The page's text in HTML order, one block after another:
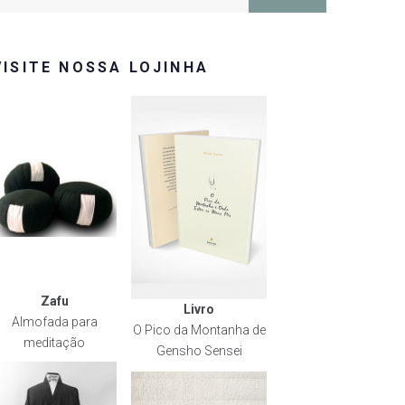
NOSSA LOJINHA
Zafu
Almofada para
meditação
Livro
O Pico da Montanha de
Gensho Sensei